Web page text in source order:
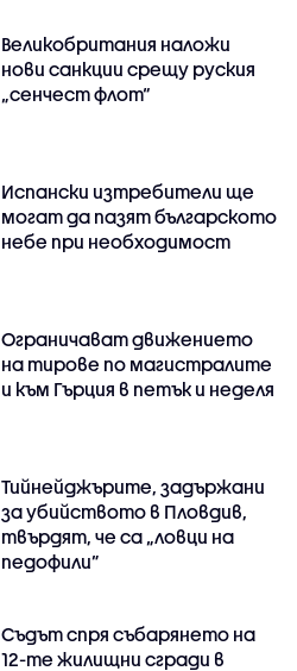
Великобритания наложи
нови санкции срещу руския
„сенчест флот“
Испански изтребители ще
могат да пазят българското
небе при необходимост
Ограничават движението
на тирове по магистралите
и към Гърция в петък и неделя
Тийнейджърите, задържани
за убийството в Пловдив,
твърдят, че са „ловци на
педофили”
Съдът спря събарянето на
12-те жилищни сгради в